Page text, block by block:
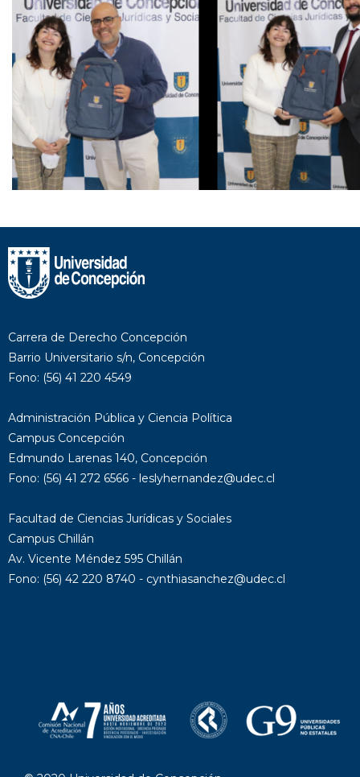
Carrera de Derecho Concepción
Barrio Universitario s/n, Concepción
Fono: (56) 41 220 4549
Administración Pública y Ciencia Política
Campus Concepción
Edmundo Larenas 140, Concepción
Fono: (56) 41 272 6566 - leslyhernandez@udec.cl
Facultad de Ciencias Jurídicas y Sociales
Campus Chillán
Av. Vicente Méndez 595 Chillán
Fono: (56) 42 220 8740 - cynthiasanchez@udec.cl